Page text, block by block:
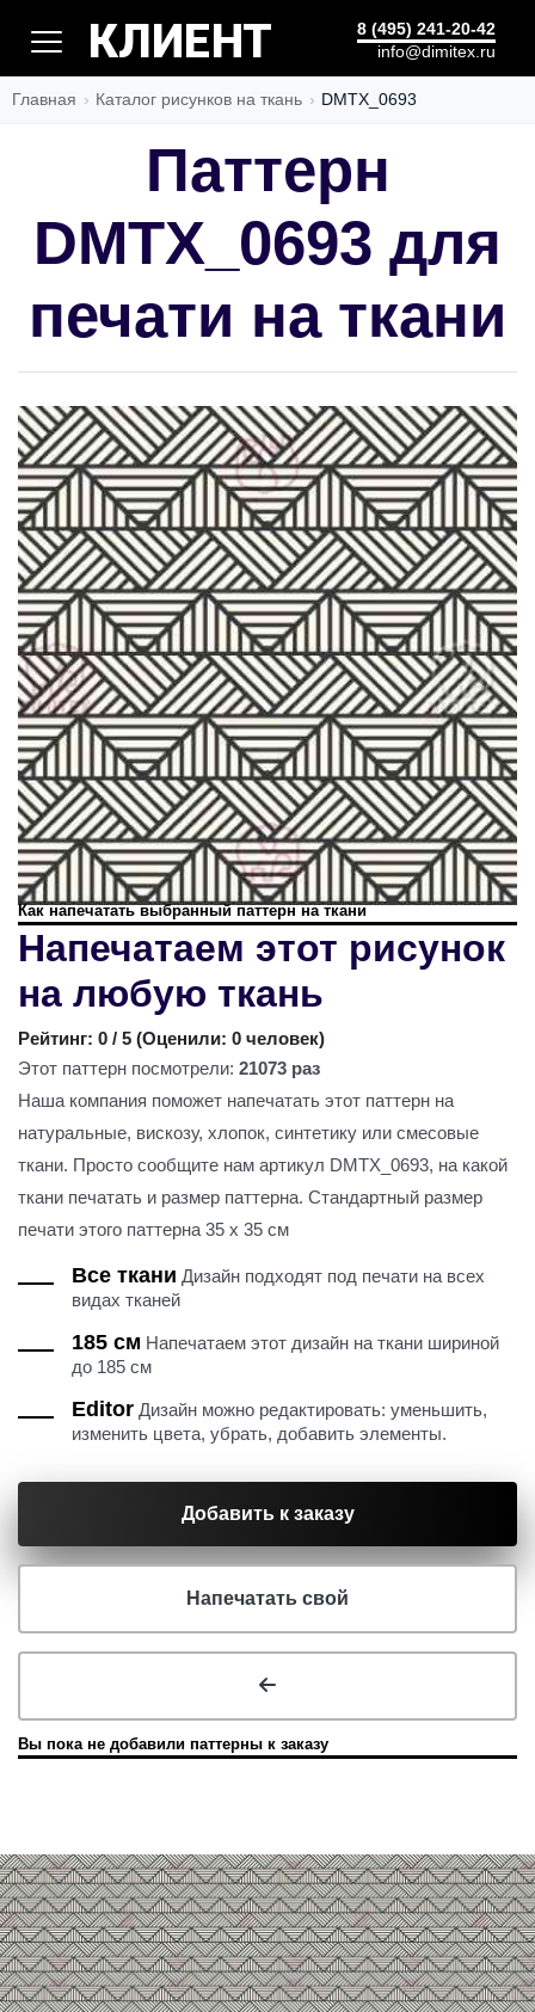
КЛИЕНТ
8 (495) 241-20-42
info@dimitex.ru
Главная Каталог рисунков на ткань DMTX_0693
Паттерн
DMTX_0693 для
печати на ткани
Как напечатать выбранный паттерн на ткани
Напечатаем этот рисунок
на любую ткань
Рейтинг: 0 / 5 (Оценили: 0 человек)
Этот паттерн посмотрели: 21073 раз
Наша компания поможет напечатать этот паттерн на
натуральные, вискозу, хлопок, синтетику или смесовые
ткани. Просто сообщите нам артикул DMTX_0693, на какой
ткани печатать и размер паттерна. Стандартный размер
печати этого паттерна 35 х 35 см
Все ткани Дизайн подходят под печати на всех
видах тканей
185 см Напечатаем этот дизайн на ткани шириной
до 185 см
Editor Дизайн можно редактировать: уменьшить,
изменить цвета, убрать, добавить элементы.
Добавить к заказу
Напечатать свой
Вы пока не добавили паттерны к заказу